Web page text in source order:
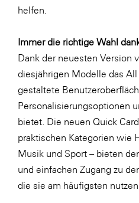
helfen.
Immer die richtige Wahl
Dank der neuesten Version
diesjährigen Modelle das
gestaltete
Personalisierungsoptionen
bietet. Die neuen Quick
praktischen Kategorien wie
Musik und Sport – bieten
und einfachen Zugang zu
die sie am häufigsten nutzen.